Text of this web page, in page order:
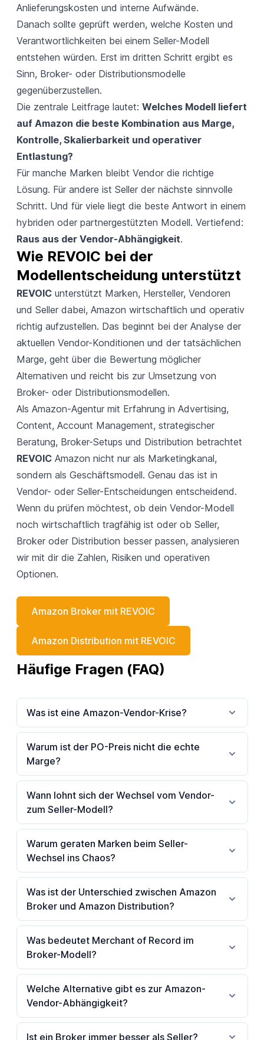
Anlieferungskosten und interne Aufwände.
Danach sollte geprüft werden, welche Kosten und
Verantwortlichkeiten bei einem Seller-Modell
entstehen würden. Erst im dritten Schritt ergibt es
Sinn, Broker- oder Distributionsmodelle
gegenüberzustellen.
Die zentrale Leitfrage lautet: Welches Modell liefert
auf Amazon die beste Kombination aus Marge,
Kontrolle, Skalierbarkeit und operativer
Entlastung?
Für manche Marken bleibt Vendor die richtige
Lösung. Für andere ist Seller der nächste sinnvolle
Schritt. Und für viele liegt die beste Antwort in einem
hybriden oder partnergestützten Modell. Vertiefend:
Raus aus der Vendor-Abhängigkeit.
Wie REVOIC bei der
Modellentscheidung unterstützt
REVOICunterstützt Marken, Hersteller, Vendoren
und Seller dabei, Amazon wirtschaftlich und operativ
richtig aufzustellen. Das beginnt bei der Analyse der
aktuellen Vendor-Konditionen und der tatsächlichen
Marge, geht über die Bewertung möglicher
Alternativen und reicht bis zur Umsetzung von
Broker- oder Distributionsmodellen.
Als Amazon-Agentur mit Erfahrung in Advertising,
Content, Account Management, strategischer
Beratung, Broker-Setups und Distribution betrachtet
REVOICAmazon nicht nur als Marketingkanal,
sondern als Geschäftsmodell. Genau das ist in
Vendor- oder Seller-Entscheidungen entscheidend.
Wenn du prüfen möchtest, ob dein Vendor-Modell
noch wirtschaftlich tragfähig ist oder ob Seller,
Broker oder Distribution besser passen, analysieren
wir mit dir die Zahlen, Risiken und operativen
Optionen.
Amazon Broker mit REVOIC
Amazon Distribution mit REVOIC
Häufige Fragen (FAQ)
Was ist eine Amazon-Vendor-Krise?
Warum ist der PO-Preis nicht die echte
Marge?
Wann lohnt sich der Wechsel vom Vendor-
zum Seller-Modell?
Warum geraten Marken beim Seller-
Wechsel ins Chaos?
Was ist der Unterschied zwischen Amazon
Broker und Amazon Distribution?
Was bedeutet Merchant of Record im
Broker-Modell?
Welche Alternative gibt es zur Amazon-
Vendor-Abhängigkeit?
Ist ein Broker immer besser als Seller?